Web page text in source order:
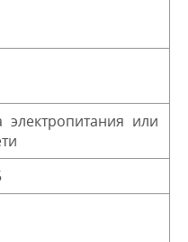
электропитания или